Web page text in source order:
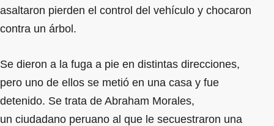
asaltaron pierden el control del vehículo y chocaron
contra un árbol.
Se dieron a la fuga a pie en distintas direcciones,
pero uno de ellos se metió en una casa y fue
detenido. Se trata de Abraham Morales,
un ciudadano peruano al que le secuestraron una